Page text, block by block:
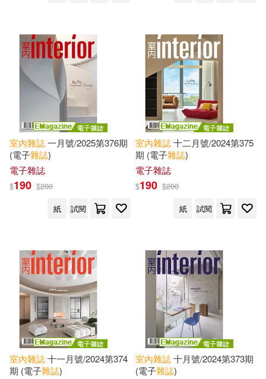
室內雜誌一月號/2025第376期
(電子雜誌)
電子雜誌
$190 $200
紙
試閱
室內雜誌十二月號/2024第375
期 (電子雜誌)
電子雜誌
$190 $200
紙
試閱
室內雜誌十一月號/2024第374
期 (電子雜誌)
室內雜誌十月號/2024第373期
(電子雜誌)